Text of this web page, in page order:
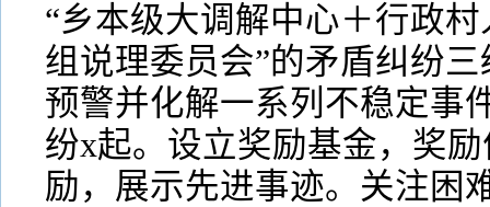
“乡本级大调解中心＋行政
组说理委员会”的矛盾纠纷
预警并化解一系列不稳定事
纷x起。设立奖励基金，奖
励，展示先进事迹。关注困